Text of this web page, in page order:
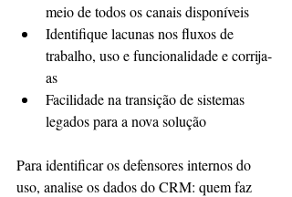
meio de todos os canais disponíveis
Identifique lacunas nos fluxos de
trabalho, uso e funcionalidade e corrija-
as
Facilidade na transição de sistemas
legados para a nova solução
Para identificar os defensores internos do
uso, analise os dados do CRM: quem faz